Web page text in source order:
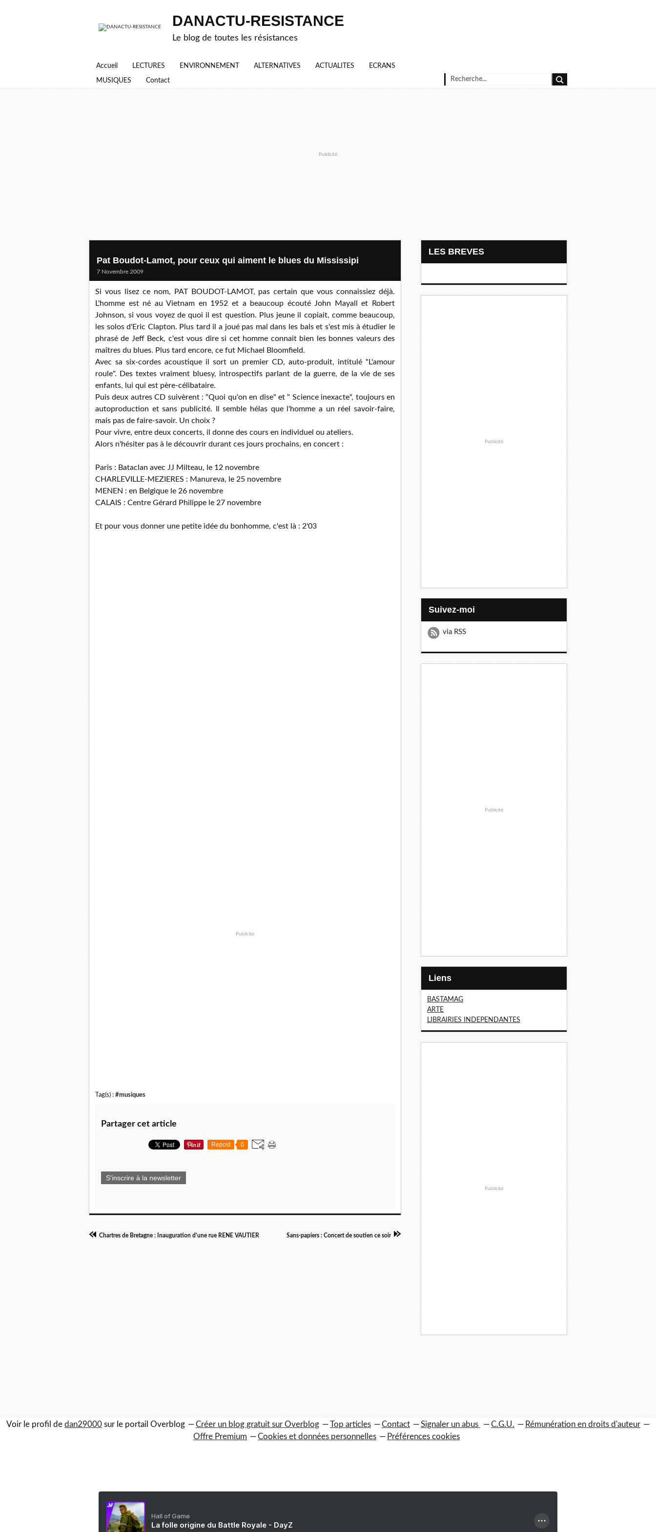
DANACTU-RESISTANCE
Le blog de toutes les résistances
Accueil LECTURES ENVIRONNEMENT ALTERNATIVES ACTUALITES ECRANS
MUSIQUES Contact
Publicité
Pat Boudot-Lamot, pour ceux qui aiment le blues du Mississipi
7 Novembre 2009
Si vous lisez ce nom, PAT BOUDOT-LAMOT, pas certain que vous connaissiez déjà.
L'homme est né au Vietnam en 1952 et a beaucoup écouté John Mayall et Robert
Johnson, si vous voyez de quoi il est question. Plus jeune il copiait, comme beaucoup,
les solos d'Eric Clapton. Plus tard il a joué pas mal dans les bals et s'est mis à étudier le
phrasé de Jeff Beck, c'est vous dire si cet homme connait bien les bonnes valeurs des
maîtres du blues. Plus tard encore, ce fut Michael Bloomfield.
Avec sa six-cordes acoustique il sort un premier CD, auto-produit, intitulé "L'amour
roule". Des textes vraiment bluesy, introspectifs parlant de la guerre, de la vie de ses
enfants, lui qui est père-célibataire.
Puis deux autres CD suivèrent : "Quoi qu'on en dise" et " Science inexacte", toujours en
autoproduction et sans publicité. Il semble hélas que l'homme a un réel savoir-faire,
mais pas de faire-savoir. Un choix ?
Pour vivre, entre deux concerts, il donne des cours en individuel ou ateliers.
Alors n'hésiter pas à le découvrir durant ces jours prochains, en concert :
Paris : Bataclan avec JJ Milteau, le 12 novembre
CHARLEVILLE-MEZIERES : Manureva, le 25 novembre
MENEN : en Belgique le 26 novembre
CALAIS : Centre Gérard Philippe le 27 novembre
Et pour vous donner une petite idée du bonhomme, c'est là : 2'03
Publicité
Tag(s) : #musiques
Partager cet article
Repost 0
S'inscrire à la newsletter
Chartres de Bretagne : Inauguration d'une rue RENE VAUTIER Sans-papiers : Concert de soutien ce soir
LES BREVES
Publicité
Suivez-moi
via RSS
Publicité
Liens
BASTAMAG
ARTE
LIBRAIRIES INDEPENDANTES
Publicité
Voir le profil de dan29000 sur le portail Overblog Créer un blog gratuit sur Overblog Top articles Contact Signaler un abus C.G.U.
Rémunération en droits d'auteur
Offre Premium
Cookies et données personnelles Préférences cookies
Hall of Game
La folle origine du Battle Royale - DayZ